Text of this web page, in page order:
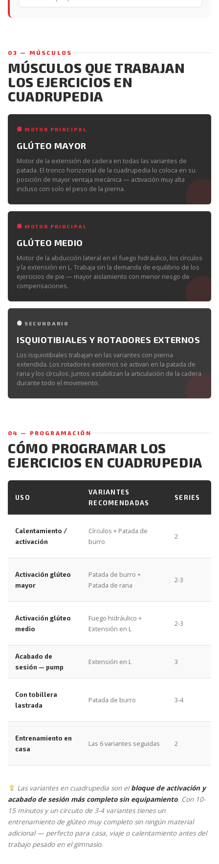
03 — MÚSCULOS
MÚSCULOS QUE TRABAJAN
LOS EJERCICIOS EN
CUADRUPEDIA
MOTOR PRINCIPAL
GLÚTEO MAYOR
Motor de la extensión de cadera en todas las variantes de
patada. El tronco horizontal de la cuadrupedia lo coloca en su
posición de mayor ventaja mecánica — activación muy alta
incluso con solo el peso de la pierna.
MOTOR PRINCIPAL
GLÚTEO MEDIO
Motor de la abducción lateral en el fuego hidráulico, los círculos
y la extensión en L. Trabaja sin la demanda de equilibrio de los
ejercicios de pie — mayor aislamiento con menor riesgo de
compensaciones.
SECUNDARIO
ISQUIOTIBIALES Y ROTADORES EXTERNOS
Los isquiotibiales trabajan en las variantes con pierna
extendida. Los rotadores externos se activan en la patada de
rana y los círculos. Juntos estabilizan la articulación de la cadera
durante todo el movimiento.
04 — PROGRAMACIÓN
CÓMO PROGRAMAR LOS
EJERCICIOS EN CUADRUPEDIA
USO
VARIANTES
RECOMENDADAS
SERIES
Calentamiento /
activación
Círculos + Patada de
burro
2
Activación glúteo
mayor
Patada de burro +
Patada de rana
2-3
Activación glúteo
medio
Fuego hidráulico +
Extensión en L
2-3
Acabado de
sesión — pump
Extensión en L 3
Con tobillera
lastrada
Patada de burro 3-4
Entrenamiento en
casa
Las 6 variantes seguidas 2
Las variantes en cuadrupedia son elbloque de activación y
acabado de sesión más completo sin equipamiento. Con 10-
15 minutos y un circuito de 3-4 variantes tienes un
entrenamiento de glúteo muy completo sin ningún material
adicional — perfecto para casa, viaje o calentamiento antes del
trabajo pesado en el gimnasio.